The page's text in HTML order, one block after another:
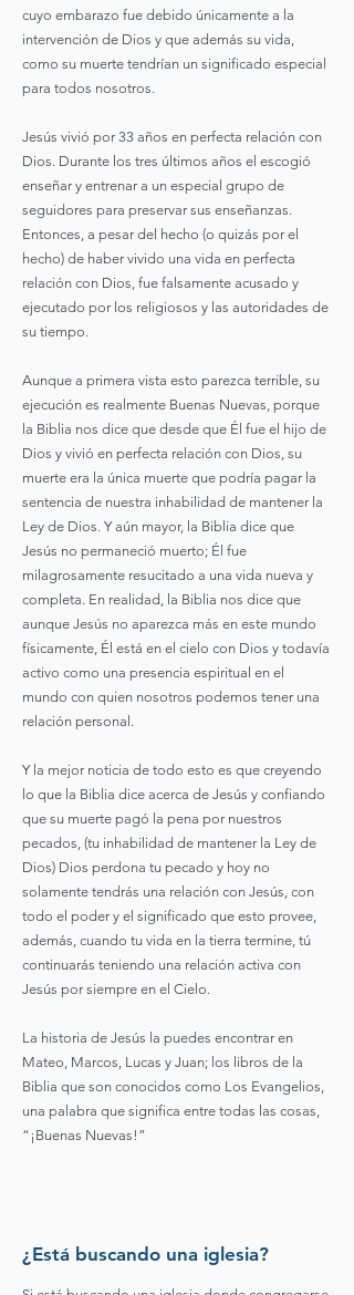
cuyo embarazo fue debido únicamente a la
intervención de Dios y que además su vida,
como su muerte tendrían un significado especial
para todos nosotros.
Jesús vivió por 33 años en perfecta relación con
Dios. Durante los tres últimos años el escogió
enseñar y entrenar a un especial grupo de
seguidores para preservar sus enseñanzas.
Entonces, a pesar del hecho (o quizás por el
hecho) de haber vivido una vida en perfecta
relación con Dios, fue falsamente acusado y
ejecutado por los religiosos y las autoridades de
su tiempo.
Aunque a primera vista esto parezca terrible, su
ejecución es realmente Buenas Nuevas, porque
la Biblia nos dice que desde que Él fue el hijo de
Dios y vivió en perfecta relación con Dios, su
muerte era la única muerte que podría pagar la
sentencia de nuestra inhabilidad de mantener la
Ley de Dios. Y aún mayor, la Biblia dice que
Jesús no permaneció muerto; Él fue
milagrosamente resucitado a una vida nueva y
completa. En realidad, la Biblia nos dice que
aunque Jesús no aparezca más en este mundo
físicamente, Él está en el cielo con Dios y todavía
activo como una presencia espiritual en el
mundo con quien nosotros podemos tener una
relación personal.
Y la mejor noticia de todo esto es que creyendo
lo que la Biblia dice acerca de Jesús y confiando
que su muerte pagó la pena por nuestros
pecados, (tu inhabilidad de mantener la Ley de
Dios) Dios perdona tu pecado y hoy no
solamente tendrás una relación con Jesús, con
todo el poder y el significado que esto provee,
además, cuando tu vida en la tierra termine, tú
continuarás teniendo una relación activa con
Jesús por siempre en el Cielo.
La historia de Jesús la puedes encontrar en
Mateo, Marcos, Lucas y Juan; los libros de la
Biblia que son conocidos como Los Evangelios,
una palabra que significa entre todas las cosas,
“¡Buenas Nuevas!”
¿Está buscando una iglesia?